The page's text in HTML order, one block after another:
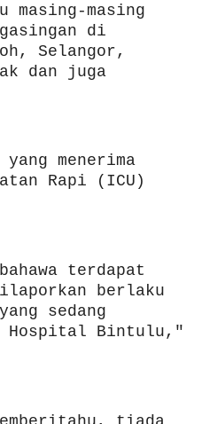
masing
di
Selangor,
dan juga
menerima
Rapi (ICU)
terdapat
berlaku
sedang
Hospital Bintulu,"